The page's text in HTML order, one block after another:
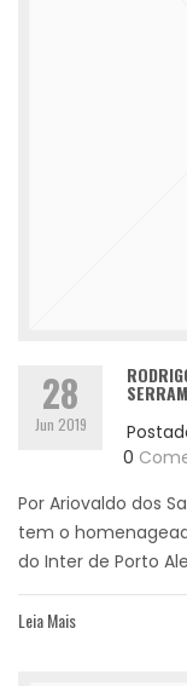
28
Jun 2019
0
Por Ariovaldo dos
tem o
do Inter de Porto
Leia Mais